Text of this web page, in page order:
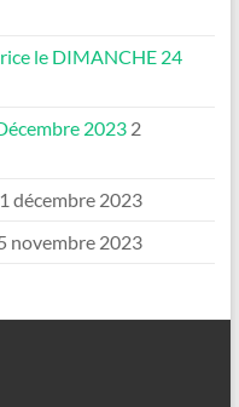
le DIMANCHE 24
2023 2
1 décembre 2023
novembre 2023